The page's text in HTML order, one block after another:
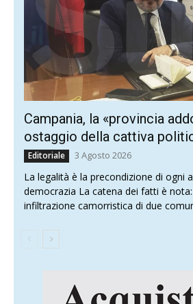
Campania, la «provincia
ostaggio della cattiva
Editoriale 3 Agosto 2026
La legalità è la precondizione di ogni
democrazia La catena dei fatti è
infiltrazione camorristica di due